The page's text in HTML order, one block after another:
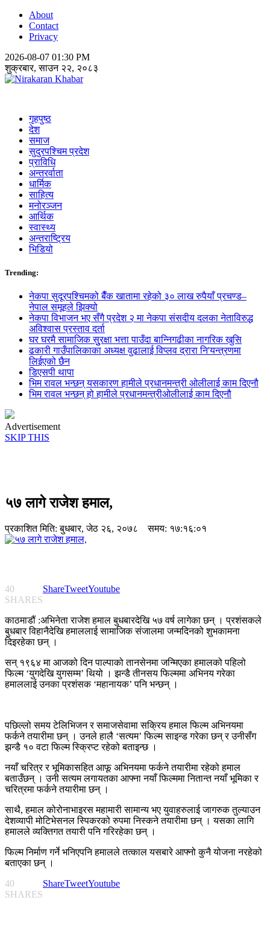
About
Contact
Privacy
2026-08-07 01:30 PM
शुक्रबार, साउन २२, २०८३
गृहपुष्ठ
देश
समाज
सुदुरपश्चिम प्रदेश
प्राविधि
अन्तरर्वाता
धार्मिक
साहित्य
मनोरञ्जन
आर्थिक
स्वास्थ्य
अन्तराष्ट्रिय
भिडियो
Trending:
नेकपा सुदूरपश्चिमको बैँक खातामा रहेको ३० लाख रुपैयाँ प्रचण्ड–
नेपाल समूहले झिक्य‍ो
नेकपा विभाजन भए सँगै प्रदेश २ मा नेकपा संसदीय दलका नेताविरुद्ध
अविश्वास प्रस्ताव दर्ता
घर घरमै सामाजिक सुुरक्षा भत्ता पाउँदा बान्निगढीका नागरिक खुसि
ढकारी गाउँपालिकाका अध्यक्ष वुढालाई विप्लव द्रारा नि'यन्त्रणमा
लिईएको छैन
डिएसपी थापा
भिम रावल भन्छन् यसकारण हामीले प्रधानमन्त्री ओलीलाई काम दिएनौ
भिम रावल भन्छन् हो हामीले प्रधानमन्त्रीओलीलाई काम दिएनौ
Advertisement
SKIP THIS
५७ लागे राजेश हमाल,
प्रकाशित मिति:बुधबार, जेठ २६, २०७८ समय: १७:१६:०१
40
SHARES
ShareTweetYoutube
काठमाडौं :अभिनेता राजेश हमाल बुधबारदेखि ५७ वर्ष लागेका छन् । प्रशंसकले
बुधबार विहानैदेखि हमाललाई सामाजिक संजालमा जन्मदिनको शुभकामना
दिइरहेका छन् ।
सन् १९६४ मा आजको दिन पाल्पाको तानसेनमा जन्मिएका हमालको पहिलो
फिल्म ‘युगदेखि युगसम्म’ थियो । झन्डै तीनसय फिल्ममा अभिनय गरेका
हमाललाई उनका प्रशंसक ‘महानायक’ पनि भन्छन् ।
पछिल्लो समय टेलिभिजन र समाजसेवामा सक्रिय हमाल फिल्म अभिनयमा
फर्कने तयारीमा छन् । उनले हालै ‘सत्यम’ फिल्म साइन्ड गरेका छन् र उनीसँग
झन्डै १० वटा फिल्म स्क्रिप्ट रहेको बताइन्छ ।
नयाँ चरित्र र भूमिकासहित आफू अभिनयमा फर्कने तयारीमा रहेको हमाल
बताउँछन् । उनी सत्यम लगायतका आफ्ना नयाँ फिल्ममा नितान्त नयाँ भूमिका र
चरित्रमा फर्कने तयारीमा छन् ।
साथै, हमाल कोरोनाभाइरस महामारी सामान्य भए युवाहरुलाई जागरुक तुल्याउन
देशव्यापी मोटिभेसनल स्पिकरको रुपमा निस्कने तयारीमा छन् । यसका लागि
हमालले व्यक्तिगत तयारी पनि गरिरहेका छन् ।
फिल्म निर्माण गर्ने भनिएपनि हमालले तत्काल यसबारे आफ्नो कुनै योजना नरहेको
बताएका छन् ।
40
SHARES
ShareTweetYoutube